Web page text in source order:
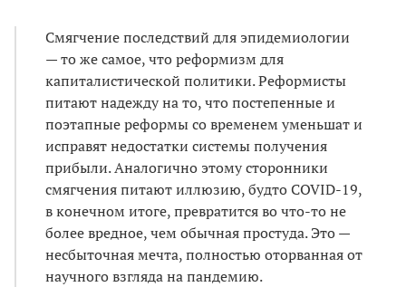
Смягчение последствий для эпидемиологии
— то же самое, что реформизм для
капиталистической политики. Реформисты
питают надежду на то, что постепенные и
поэтапные реформы со временем уменьшат и
исправят недостатки системы получения
прибыли. Аналогично этому сторонники
смягчения питают иллюзию, будто COVID-19,
в конечном итоге, превратится во что-то не
более вредное, чем обычная простуда. Это —
несбыточная мечта, полностью оторванная от
научного взгляда на пандемию.